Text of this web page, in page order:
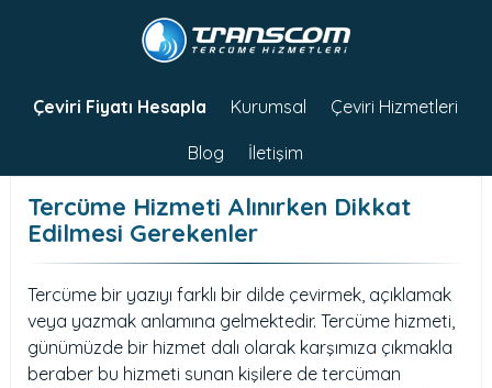
Çeviri Fiyatı Hesapla Kurumsal Çeviri Hizmetleri
Blog İletişim
Tercüme Hizmeti Alınırken Dikkat
Edilmesi Gerekenler
Tercüme bir yazıyı farklı bir dilde çevirmek, açıklamak
veya yazmak anlamına gelmektedir. Tercüme hizmeti,
günümüzde bir hizmet dalı olarak karşımıza çıkmakla
beraber bu hizmeti sunan kişilere de tercüman